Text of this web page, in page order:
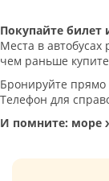
Покупайте билет
Места в
чем раньше
Бронируйте прямо
Телефон для
И помните: море